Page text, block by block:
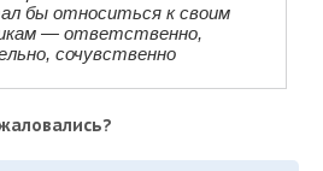
бы относиться к своим
— ответственно,
сочувственно